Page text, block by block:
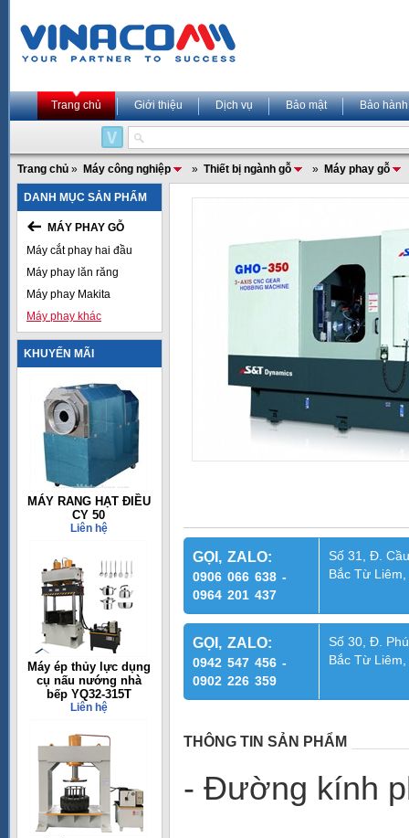
Trang chủ Giới thiệu Dịch vụ Bảo mật Bảo hành
Trang chủ » Máy công nghiệp » Thiết bị ngành gỗ » Máy phay gỗ
DANH MỤC SẢN PHẨM
MÁY PHAY GỖ
Máy cắt phay hai đầu
Máy phay lăn răng
Máy phay Makita
Máy phay khác
KHUYẾN MÃI
MÁY RANG HẠT ĐIỀU
CY 50
Liên hệ
Máy ép thủy lực dụng
cụ nấu nướng nhà
bếp YQ32-315T
Liên hệ
GỌI, ZALO:
0906 066 638 -
0964 201 437
Số 31, Đ.
Bắc Từ
GỌI, ZALO:
0942 547 456 -
0902 226 359
Số 30, Đ.
Bắc Từ
THÔNG TIN SẢN PHẨM
- Đường kính